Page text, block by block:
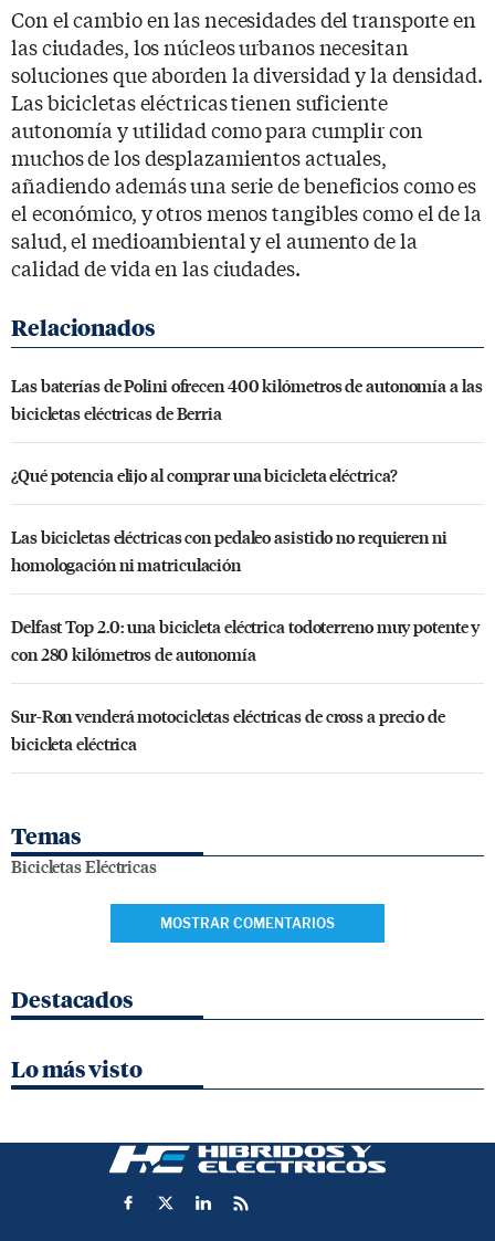
Con el cambio en las necesidades del transporte en
las ciudades, los núcleos urbanos necesitan
soluciones que aborden la diversidad y la densidad.
Las bicicletas eléctricas tienen suficiente
autonomía y utilidad como para cumplir con
muchos de los desplazamientos actuales,
añadiendo además una serie de beneficios como es
el económico, y otros menos tangibles como el de la
salud, el medioambiental y el aumento de la
calidad de vida en las ciudades.
Las baterías de Polini ofrecen 400 kilómetros de autonomía a las
bicicletas eléctricas de Berria
¿Qué potencia elijo al comprar una bicicleta eléctrica?
Las bicicletas eléctricas con pedaleo asistido no requieren ni
homologación ni matriculación
Delfast Top 2.0: una bicicleta eléctrica todoterreno muy potente y
con 280 kilómetros de autonomía
Sur-Ron venderá motocicletas eléctricas de cross a precio de
bicicleta eléctrica
Temas
Bicicletas Eléctricas
MOSTRAR COMENTARIOS
Destacados
Lo más visto